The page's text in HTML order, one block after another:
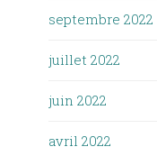
septembre 2022
juillet 2022
juin 2022
avril 2022